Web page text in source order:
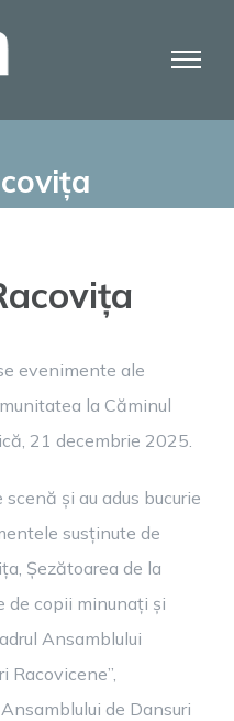
evenimente ale
la Căminul
21 decembrie 2025.
și au adus bucurie
susținute de
Șezătoarea de la
de copii minunați și
Ansamblului
Racovicene”,
de Dansuri